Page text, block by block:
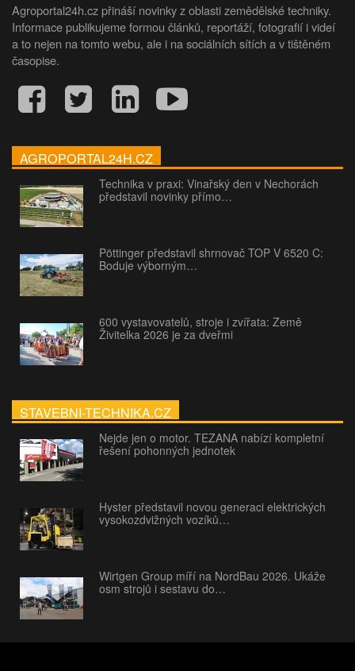
Agroportal24h.cz přináší novinky z oblasti zemědělské techniky.
Informace publikujeme formou článků, reportáží, fotografií i videí
a to nejen na tomto webu, ale i na sociálních sítích a v tištěném
časopise.
AGROPORTAL24H.CZ
Technika v praxi: Vinařský den v Nechorách
představil novinky přímo…
Pöttinger představil shrnovač TOP V 6520 C:
Boduje výborným…
600 vystavovatelů, stroje i zvířata: Země
Živitelka 2026 je za dveřmi
STAVEBNI-TECHNIKA.CZ
Nejde jen o motor. TEZANA nabízí kompletní
řešení pohonných jednotek
Hyster představil novou generaci elektrických
vysokozdvižných vozíků…
Wirtgen Group míří na NordBau 2026. Ukáže
osm strojů i sestavu do…